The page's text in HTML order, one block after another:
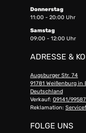
Donnerstag
11:00 - 20:00 Uhr
Samstag
09:00 - 12:00 Uhr
ADRESSE &
Augsburger Str. 74
91781 Weißenburg in
Deutschland
Verkauf: 09141/
Reklamation:
FOLGE UNS